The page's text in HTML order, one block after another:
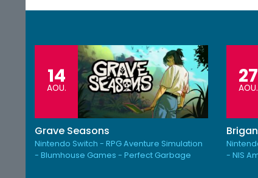
14
AOU.
Grave Seasons
Nintendo Switch - RPG Aventure Simulation
- Blumhouse Games - Perfect Garbage
27
AOU.
- NIS